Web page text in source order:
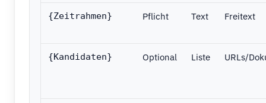
{Zeitrahmen} Pflicht Text Freitext
{Kandidaten} Optional Liste URLs/